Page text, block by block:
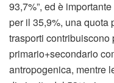
93,7%”, ed è
per il 35,9%, una quota
trasporti contribuiscono
primario+secondario
antropogenica, mentre